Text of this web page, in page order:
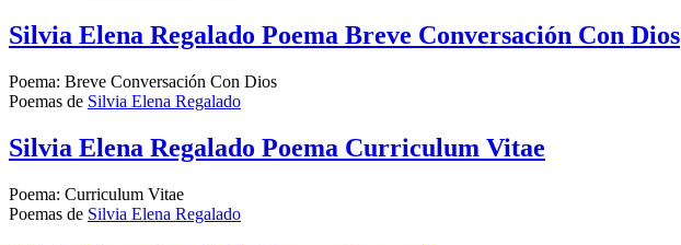
Silvia Elena Regalado Poema Breve Conversación Con Dios
Poema: Breve Conversación Con Dios
Poemas de Silvia Elena Regalado
Silvia Elena Regalado Poema Curriculum Vitae
Poema: Curriculum Vitae
Poemas de Silvia Elena Regalado